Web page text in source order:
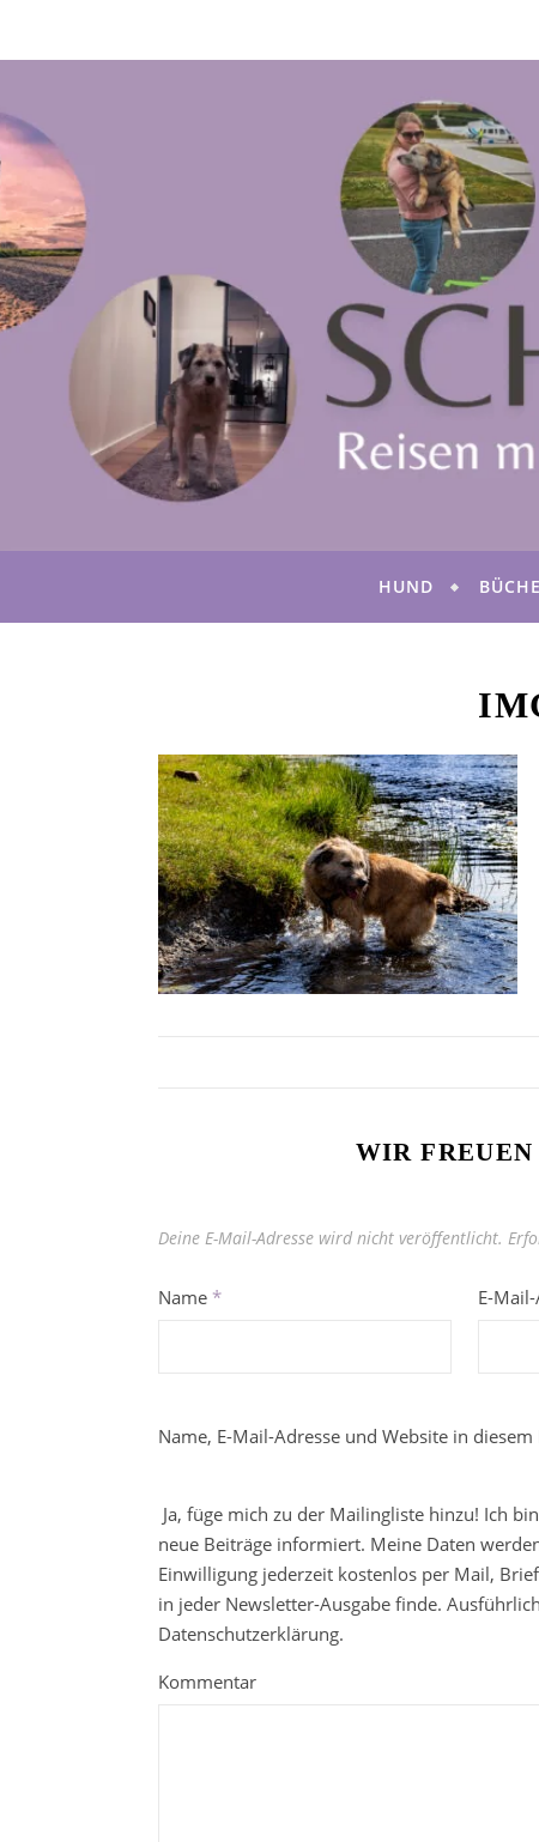
HUND
WIR
Deine E-Mail-Adresse wird nicht veröffentlicht.
Name * E-
Name, E-Mail-Adresse und Website in
Ja, füge mich zu der Mailingliste hinzu! Ich
neue Beiträge informiert. Meine Daten
Einwilligung jederzeit kostenlos per Mail,
in jeder Newsletter-Ausgabe finde.
Datenschutzerklärung.
Kommentar